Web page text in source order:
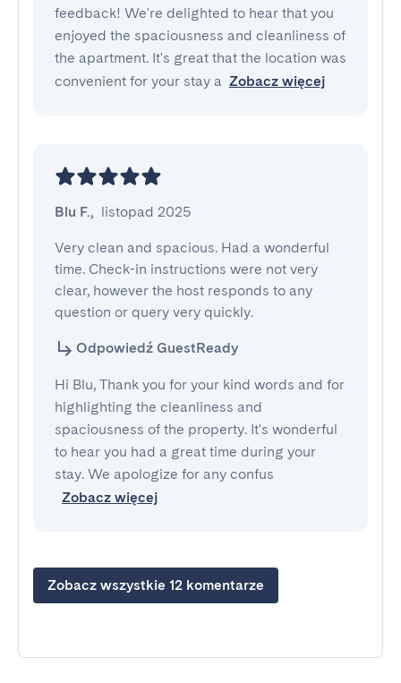
feedback! We're delighted to hear that you
enjoyed the spaciousness and cleanliness of
the apartment. It's great that the location was
convenient for your stay a Zobacz więcej
Blu F., listopad 2025
Very clean and spacious. Had a wonderful
time. Check-in instructions were not very
clear, however the host responds to any
question or query very quickly.
Odpowiedź GuestReady
Hi Blu, Thank you for your kind words and for
highlighting the cleanliness and
spaciousness of the property. It's wonderful
to hear you had a great time during your
stay. We apologize for any confus
Zobacz więcej
Zobacz wszystkie 12 komentarze